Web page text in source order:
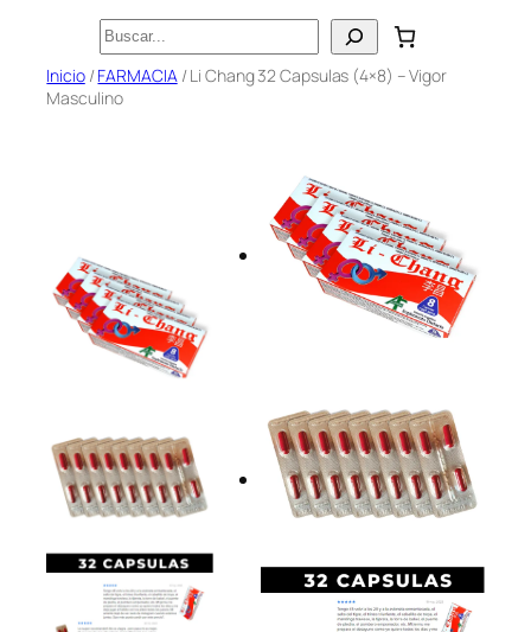
contenido
Buscar
Inicio/FARMACIA/ Li Chang 32 Capsulas (4×8) – Vigor
Masculino